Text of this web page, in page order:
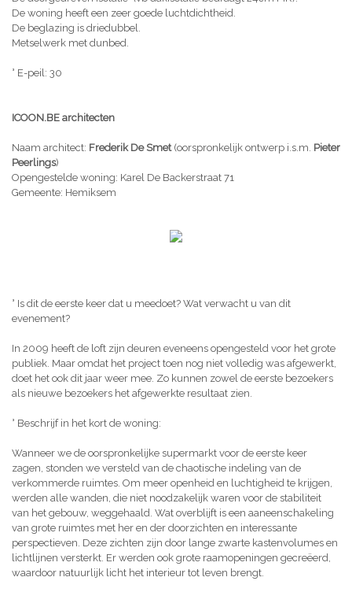
De woning heeft een zeer goede luchtdichtheid.
De beglazing is driedubbel.
Metselwerk met dunbed.
° E-peil: 30
ICOON.BE architecten
Naam architect: Frederik De Smet(oorspronkelijk ontwerp i.s.m. Pieter
Peerlings)
Opengestelde woning: Karel De Backerstraat 71
Gemeente: Hemiksem
° Is dit de eerste keer dat u meedoet? Wat verwacht u van dit
evenement?
In 2009 heeft de loft zijn deuren eveneens opengesteld voor het grote
publiek. Maar omdat het project toen nog niet volledig was afgewerkt,
doet het ook dit jaar weer mee. Zo kunnen zowel de eerste bezoekers
als nieuwe bezoekers het afgewerkte resultaat zien.
° Beschrijf in het kort de woning:
Wanneer we de oorspronkelijke supermarkt voor de eerste keer
zagen, stonden we versteld van de chaotische indeling van de
verkommerde ruimtes. Om meer openheid en luchtigheid te krijgen,
werden alle wanden, die niet noodzakelijk waren voor de stabiliteit
van het gebouw, weggehaald. Wat overblijft is een aaneenschakeling
van grote ruimtes met her en der doorzichten en interessante
perspectieven. Deze zichten zijn door lange zwarte kastenvolumes en
lichtlijnen versterkt. Er werden ook grote raamopeningen gecreëerd,
waardoor natuurlijk licht het interieur tot leven brengt.